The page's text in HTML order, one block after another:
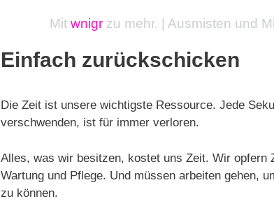
Mit wnigr zu mehr. | Ausmisten und
Einfach zurückschicken
Die Zeit ist unsere wichtigste Ressource. Jede
verschwenden, ist für immer verloren.
Alles, was wir besitzen, kostet uns Zeit. Wir opfern
Wartung und Pflege. Und müssen arbeiten gehen,
zu können.